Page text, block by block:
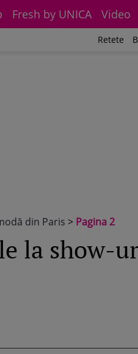
Fresh by UNICA Video
Retete
din Paris > Pagina 2
la show-